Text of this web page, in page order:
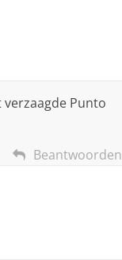
Punto
Beantwoorden